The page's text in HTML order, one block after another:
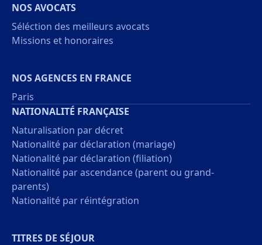
NOS AVOCATS
Séléction des meilleurs avocats
Missions et honoraires
NOS AGENCES EN FRANCE
Paris
NATIONALITÉ FRANÇAISE
Naturalisation par décret
Nationalité par déclaration (mariage)
Nationalité par déclaration (filiation)
Nationalité par ascendance (parent ou grand-
parents)
Nationalité par réintégration
TITRES DE SÉJOUR